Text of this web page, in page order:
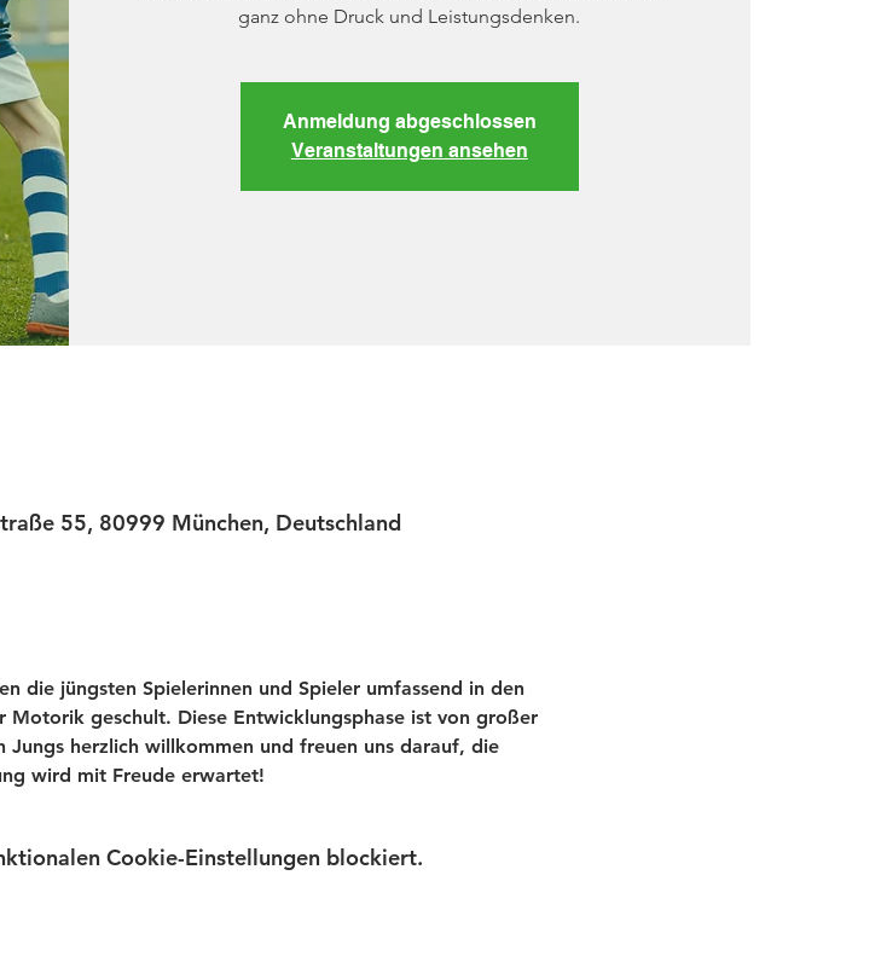
ganz ohne Druck und Leistungsdenken.
Anmeldung abgeschlossen
Veranstaltungen ansehen
55, 80999 München, Deutschland
die jüngsten Spielerinnen und Spieler umfassend in den
Motorik geschult. Diese Entwicklungsphase ist von großer
herzlich willkommen und freuen uns darauf, die
wird mit Freude erwartet!
Cookie-Einstellungen blockiert.